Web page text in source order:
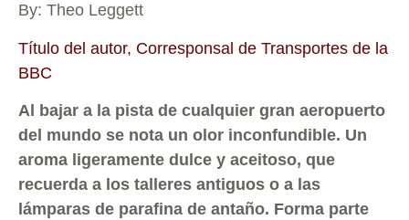
By: Theo Leggett
Título del autor, Corresponsal de Transportes de la
BBC
Al bajar a la pista de cualquier gran aeropuerto
del mundo se nota un olor inconfundible. Un
aroma ligeramente dulce y aceitoso, que
recuerda a los talleres antiguos o a las
lámparas de parafina de antaño. Forma parte